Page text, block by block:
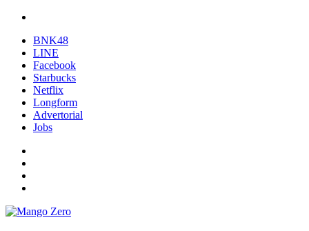
BNK48
LINE
Facebook
Starbucks
Netflix
Longform
Advertorial
Jobs